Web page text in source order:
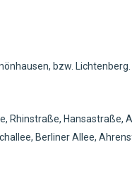
bzw.
Rhinstraße, Hansastraße,
Berliner Allee,